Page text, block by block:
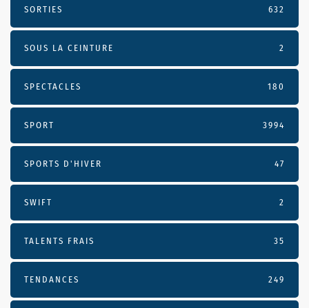
SORTIES 632
SOUS LA CEINTURE 2
SPECTACLES 180
SPORT 3994
SPORTS D'HIVER 47
SWIFT 2
TALENTS FRAIS 35
TENDANCES 249